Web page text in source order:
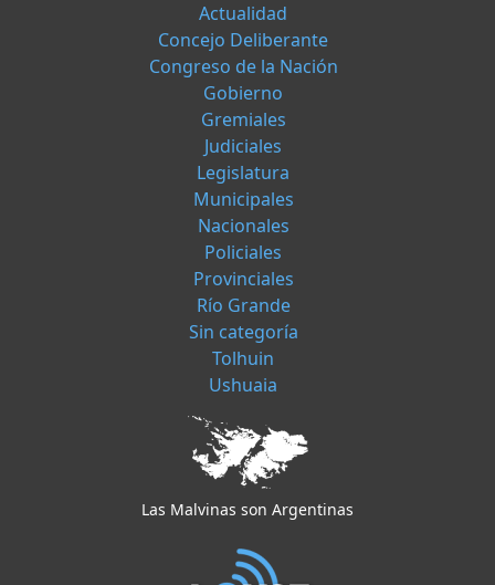
Actualidad
Concejo Deliberante
Congreso de la Nación
Gobierno
Gremiales
Judiciales
Legislatura
Municipales
Nacionales
Policiales
Provinciales
Río Grande
Sin categoría
Tolhuin
Ushuaia
Las Malvinas son Argentinas